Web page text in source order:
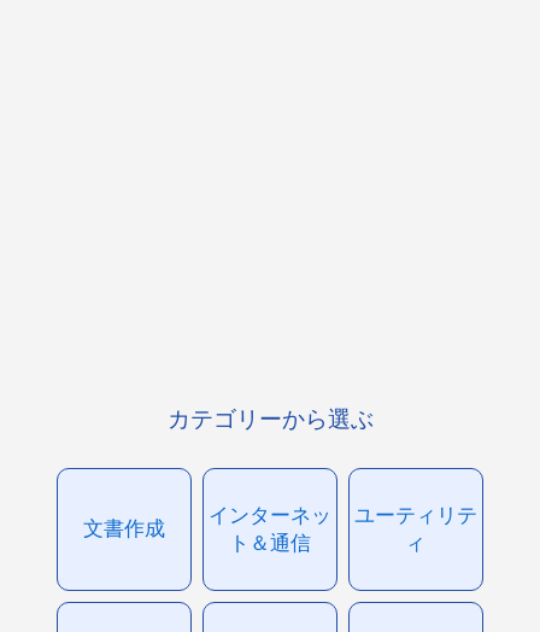
カテゴリーから選ぶ
文書作成
インターネッ
ト＆通信
ユーティリテ
ィ